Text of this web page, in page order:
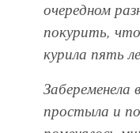
очередном
покурить,
курила пять
Забеременела
простыла и